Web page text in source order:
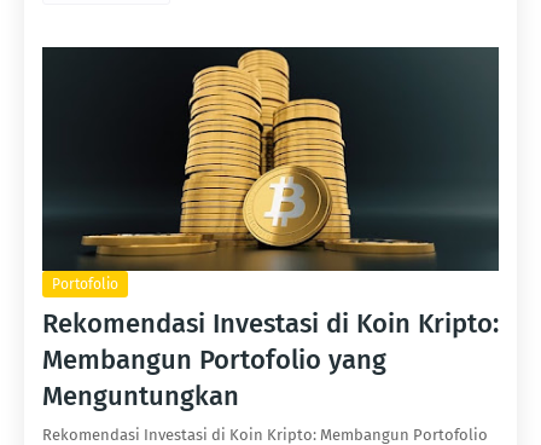
Portofolio
Rekomendasi Investasi di Koin Kripto:
Membangun Portofolio yang
Menguntungkan
Rekomendasi Investasi di Koin Kripto: Membangun Portofolio